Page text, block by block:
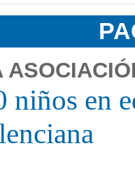
niños en